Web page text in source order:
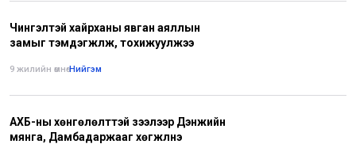
Чингэлтэй хайрханы явган аяллын
замыг тэмдэгжүүлж, тохижуулжээ
9 жилийн өмнө•Нийгэм
АХБ-ны хөнгөлөлттэй зээлээр Дэнжийн
мянга, Дамбадаржааг хөгжүүлнэ